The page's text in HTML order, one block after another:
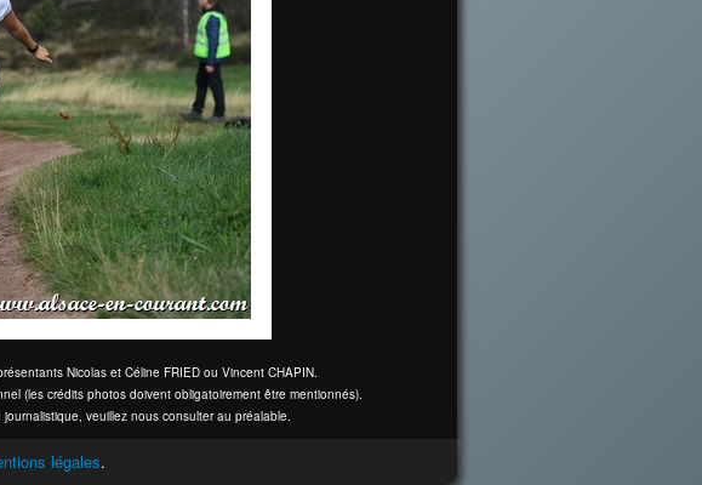
Nicolas et Céline FRIED ou Vincent CHAPIN.
(les crédits photos doivent obligatoirement être mentionnés).
veuillez nous consulter au préalable.
légales.